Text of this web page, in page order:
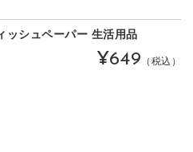
ッシュペーパー 生活用品
¥649 （税込）